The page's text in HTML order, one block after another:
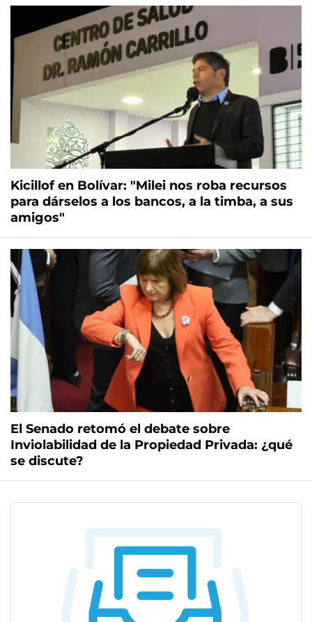
Kicillof en Bolívar: "Milei nos roba recursos
para dárselos a los bancos, a la timba, a sus
amigos"
El Senado retomó el debate sobre
Inviolabilidad de la Propiedad Privada: ¿qué
se discute?